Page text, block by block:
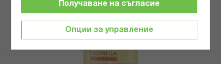
изображенията
Опции за управление
Получаване на съгласие